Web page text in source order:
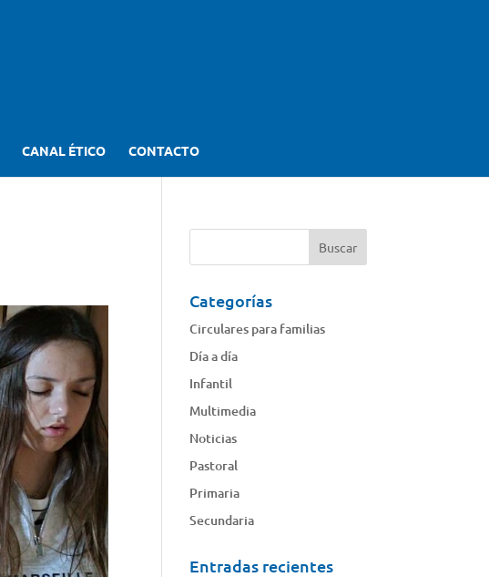
CANAL ÉTICO CONTACTO
Categorías
Circulares para familias
Día a día
Infantil
Multimedia
Noticias
Pastoral
Primaria
Secundaria
Entradas recientes